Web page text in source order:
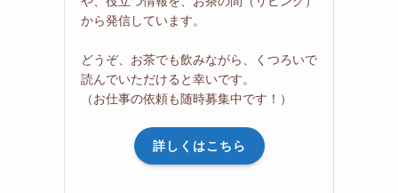
から発信しています。
どうぞ、お茶でも飲みながら、くつろいで
読んでいただけると幸いです。
（お仕事の依頼も随時募集中です！）
詳しくはこちら